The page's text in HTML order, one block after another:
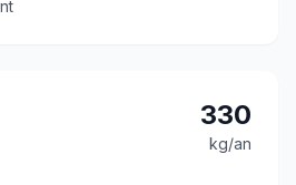
330
kg/an